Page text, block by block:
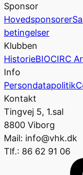
Sponsor
Hovedsponsorer
betingelser
Klubben
HistorieBIOCIRC
Info
Persondatapolitik
Kontakt
Tingvej 5, 1.sal
8800 Viborg
Mail: info@vhk.dk
Tlf.: 86 62 91 06